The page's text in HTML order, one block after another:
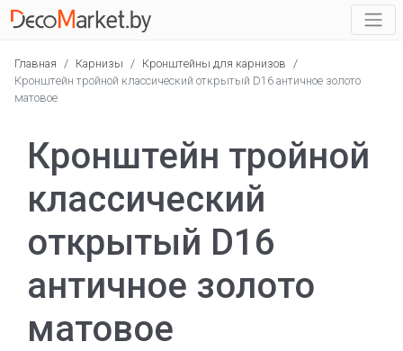
Главная / Карнизы / Кронштейны для карнизов /
Кронштейн тройной классический открытый D16 античное золото
матовое
Кронштейн тройной
классический
открытый D16
античное золото
матовое